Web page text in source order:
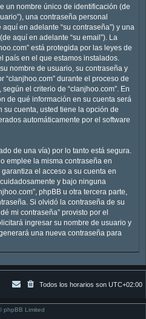
un nombre único de identificación (de
una contraseña personal
en adelante “su contraseña”) y una
aquí en adelante “su email”). La
está protegida por las leyes de
país en el que estamos instalados.
nombre de usuario, su contraseña y
durante el proceso de
el criterio de “clanjhoo.com”. En
de qué información en su cuenta será
su cuenta, usted tiene la opción de
automáticamente por el software
de una vía) por lo tanto está segura.
emplee la misma contraseña en
el acceso a su cuenta en
y bajo ninguna
phpBB u otra tercera parte,
Si olvidó la contraseña de su
mi contraseña” provisto por el
ingresar su nombre de usuario y
una nueva contraseña para
Todos los horarios son UTC+02:00
phpBB Limited